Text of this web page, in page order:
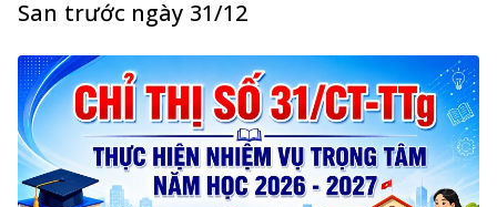
San trước ngày 31/12